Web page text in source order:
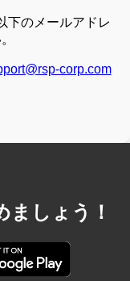
下のメールアドレ
corp.com
ましょう！